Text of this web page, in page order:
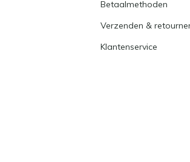
Betaalmethoden
Verzenden &
Klantenservice